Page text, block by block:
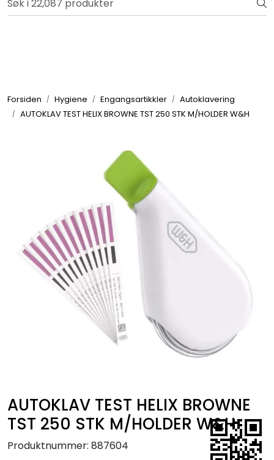
Skip to main contentRetur og reklamasjon
Forsiden Hygiene Engangsartikkler
Autoklavering
AUTOKLAV TEST HELIX BROWNE TST 250 STK M/HOLDER W&H
AUTOKLAV TEST HELIX BROWNE
TST 250 STK M/HOLDER W&H
Produktnummer: 887604
Småutstyr
Klinikkplanlegging / Innredning
Aktuelt